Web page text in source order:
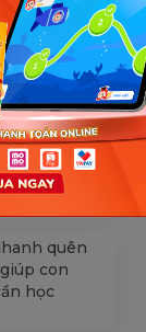
nộ (ăn
cực #17
quên
con
học